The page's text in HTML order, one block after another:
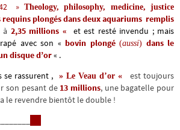
» Theology, philosophy, medicine, justice
requins plongés dans deux aquariums remplis
à 2,35 millions « et est resté invendu ; mais
avec son «bovin plongé (aussi) dans le
disque d’or« .
rassurent ,
» Le Veau d’or «
est toujours
son pesant de 13 millions, une bagatelle pour
le revendre bientôt le double !